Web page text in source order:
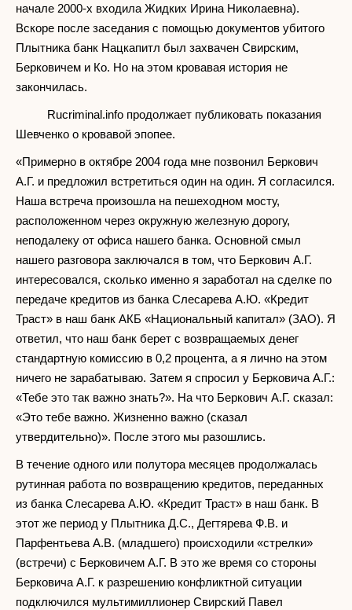
начале 2000-х входила Жидких Ирина Николаевна).
Вскоре после заседания с помощью документов убитого
Плытника банк Нацкапитл был захвачен Свирским,
Берковичем и Ко. Но на этом кровавая история не
закончилась.
Rucriminal.info продолжает публиковать показания
Шевченко о кровавой эпопее.
«Примерно в октябре 2004 года мне позвонил Беркович
А.Г. и предложил встретиться один на один. Я согласился.
Наша встреча произошла на пешеходном мосту,
расположенном через окружную железную дорогу,
неподалеку от офиса нашего банка. Основной смыл
нашего разговора заключался в том, что Беркович А.Г.
интересовался, сколько именно я заработал на сделке по
передаче кредитов из банка Слесарева А.Ю. «Кредит
Траст» в наш банк АКБ «Национальный капитал» (ЗАО). Я
ответил, что наш банк берет с возвращаемых денег
стандартную комиссию в 0,2 процента, а я лично на этом
ничего не зарабатываю. Затем я спросил у Берковича А.Г.:
«Тебе это так важно знать?». На что Беркович А.Г. сказал:
«Это тебе важно. Жизненно важно (сказал
утвердительно)». После этого мы разошлись.
В течение одного или полутора месяцев продолжалась
рутинная работа по возвращению кредитов, переданных
из банка Слесарева А.Ю. «Кредит Траст» в наш банк. В
этот же период у Плытника Д.С., Дегтярева Ф.В. и
Парфентьева А.В. (младшего) происходили «стрелки»
(встречи) с Берковичем А.Г. В это же время со стороны
Берковича А.Г. к разрешению конфликтной ситуации
подключился мультимиллионер Свирский Павел